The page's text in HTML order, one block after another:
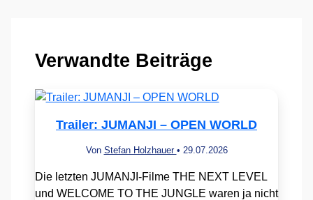
Verwandte Beiträge
Trailer: JUMANJI – OPEN WORLD
Von Stefan Holzhauer • 29.07.2026
Die letzten JUMANJI-Filme THE NEXT LEVEL
und WELCOME TO THE JUNGLE waren ja nicht